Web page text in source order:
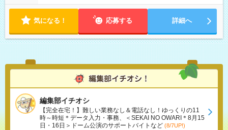
気になる！ 応募する 詳細へ
編集部イチオシ
【完全在宅！】難しい業務なし＆電話なし！ゆっくりの11
時～時短＊データ入力・事務、＜SEKAI NO OWARI＊8月15
日・16日＞ドーム公演のサポートバイトなど (8/7UP!)